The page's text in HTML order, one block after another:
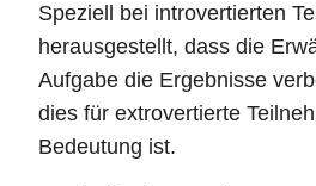
Speziell bei introvertierten
herausgestellt, dass die
Aufgabe die Ergebnisse
dies für extrovertierte
Bedeutung ist.